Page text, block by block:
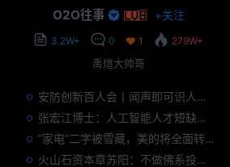
O2O往事 +关注
3.2W+ 0 1
279W+
禹煊大帅哥
安防创新百人会丨闻声即可识人，虚拟诈骗的克星——声纹识别
张宏江博士：人工智能人才短缺是世界性问题
“家电”二字被雪藏，美的将全面转型智能制造？
火山石资本章苏阳：不做佛系投资人，为企业价值战斗到底